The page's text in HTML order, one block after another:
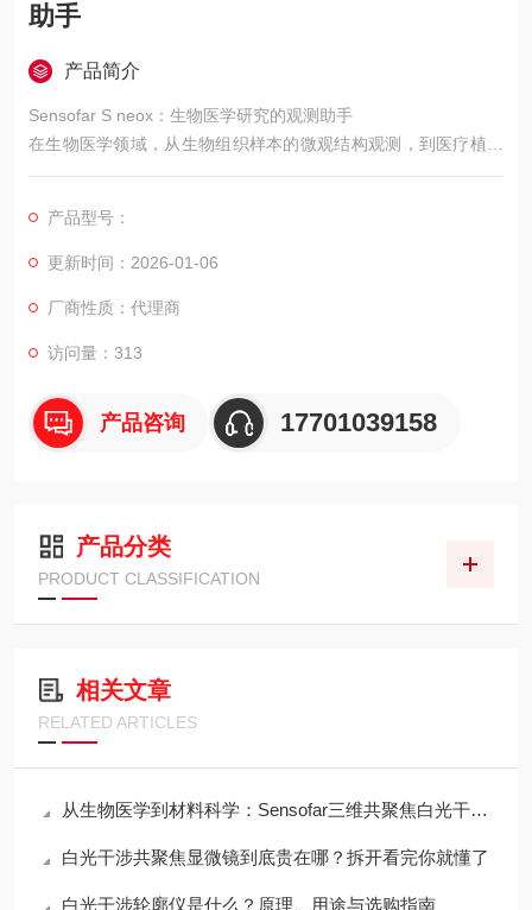
助手
产品简介
Sensofar S neox：生物医学研究的观测助手
在生物医学领域，从生物组织样本的微观结构观测，到医疗植入
体的表面质量检测，都需要精准且无损的观测手段。Sensofar 新
纳米级观测精度以及对生物样本的友好适配性，成为生物医学研
究与医疗产品质控的实用工具，为该领域的科研与生产提供可靠
产品型号：
更新时间：2026-01-06
厂商性质：代理商
访问量：313
产品咨询 17701039158
产品分类
PRODUCT CLASSIFICATION
相关文章
RELATED ARTICLES
从生物医学到材料科学：Sensofar三维共聚焦白光干涉仪的跨领域应用传奇
白光干涉共聚焦显微镜到底贵在哪？拆开看完你就懂了
白光干涉轮廓仪是什么？原理、用途与选购指南